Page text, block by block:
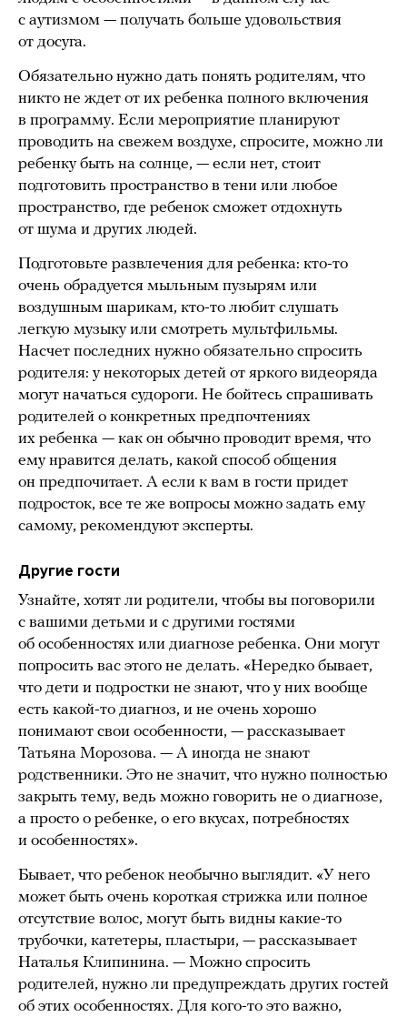
с аутизмом — получать больше удовольствия
от досуга.
Обязательно нужно дать понять родителям, что
никто не ждет от их ребенка полного включения
в программу. Если мероприятие планируют
проводить на свежем воздухе, спросите, можно ли
ребенку быть на солнце, — если нет, стоит
подготовить пространство в тени или любое
пространство, где ребенок сможет отдохнуть
от шума и других людей.
Подготовьте развлечения для ребенка: кто-то
очень обрадуется мыльным пузырям или
воздушным шарикам, кто-то любит слушать
легкую музыку или смотреть мультфильмы.
Насчет последних нужно обязательно спросить
родителя: у некоторых детей от яркого видеоряда
могут начаться судороги. Не бойтесь спрашивать
родителей о конкретных предпочтениях
их ребенка — как он обычно проводит время, что
ему нравится делать, какой способ общения
он предпочитает. А если к вам в гости придет
подросток, все те же вопросы можно задать ему
самому, рекомендуют эксперты.
Другие гости
Узнайте, хотят ли родители, чтобы вы поговорили
с вашими детьми и с другими гостями
об особенностях или диагнозе ребенка. Они могут
попросить вас этого не делать. «Нередко бывает,
что дети и подростки не знают, что у них вообще
есть какой-то диагноз, и не очень хорошо
понимают свои особенности, — рассказывает
Татьяна Морозова. — А иногда не знают
родственники. Это не значит, что нужно полностью
закрыть тему, ведь можно говорить не о диагнозе,
а просто о ребенке, о его вкусах, потребностях
и особенностях».
Бывает, что ребенок необычно выглядит. «У него
может быть очень короткая стрижка или полное
отсутствие волос, могут быть видны какие-то
трубочки, катетеры, пластыри, — рассказывает
Наталья Клипинина. — Можно спросить
родителей, нужно ли предупреждать других гостей
об этих особенностях. Для кого-то это важно,